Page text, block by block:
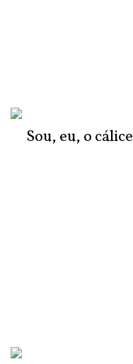
Sou, eu, o cálice